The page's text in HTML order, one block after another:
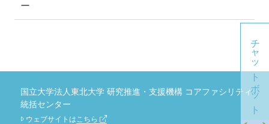
ー
チャットボット
国立大学法人東北大学 研究推進・支援機構 コアファシリティ
統括センター
ウェブサイトはこちら